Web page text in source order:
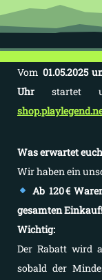
Vom 01.05.2025
Uhr startet
Was erwartet
Wir haben ein
Ab 120 €
gesamten Einkauf!
Wichtig:
Der Rabatt wird
sobald der